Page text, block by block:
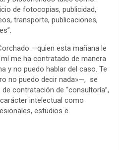
de fotocopias, publicidad,
transporte, publicaciones,
—quien esta mañana le
me ha contratado de manera
y no puedo hablar del caso. Te
no puedo decir nada»—, se
contratación de “consultoría”,
intelectual como
estudios e